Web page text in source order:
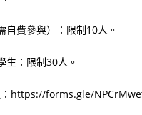
自費參與）：限制10人。
生：限制30人。
：https://forms.gle/